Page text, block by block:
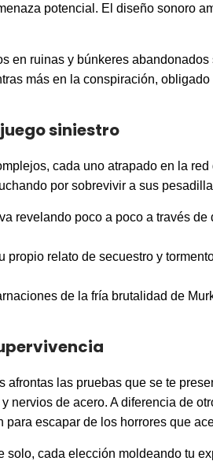
potencial. El diseño sonoro
en ruinas y búnkeres
más en la conspiración,
siniestro
cada uno atrapado en la
por sobrevivir a sus
revelando poco a poco a través
propio relato de secuestro y
de la fría brutalidad de
las pruebas que se te
de acero. A diferencia de
escapar de los horrores que
solo, cada elección moldeando tu